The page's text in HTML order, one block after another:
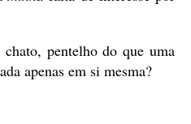
pentelho do que uma
apenas em si mesma?